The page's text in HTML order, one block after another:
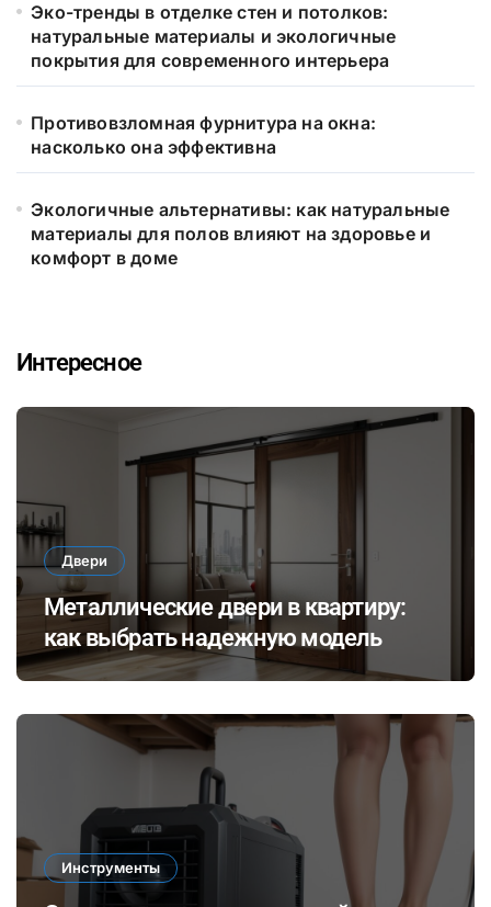
Эко-тренды в отделке стен и потолков:
натуральные материалы и экологичные
покрытия для современного интерьера
Противовзломная фурнитура на окна:
насколько она эффективна
Экологичные альтернативы: как натуральные
материалы для полов влияют на здоровье и
комфорт в доме
Интересное
Двери
Металлические двери в квартиру:
как выбрать надежную модель
Инструменты